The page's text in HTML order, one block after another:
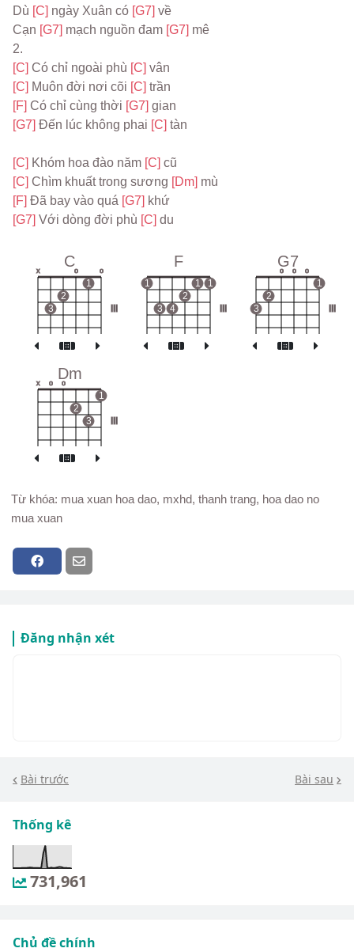
Dù [C] ngày Xuân có [G7] về
Cạn [G7] mạch nguồn đam [G7] mê
2.
[C] Có chỉ ngoài phù [C] vân
[C] Muôn đời nơi cõi [C] trần
[F] Có chỉ cùng thời [G7] gian
[G7] Đến lúc không phai [C] tàn
[C] Khóm hoa đào năm [C] cũ
[C] Chìm khuất trong sương [Dm] mù
[F] Đã bay vào quá [G7] khứ
[G7] Với dòng đời phù [C] du
C
x
3
2
o
1
o
F
1
3 4
2
1 1
G7
3
2
o o o
1
Dm
x o o
2
3
1
Từ khóa: mua xuan hoa dao, mxhd, thanh trang, hoa dao no
mua xuan
Đăng nhận xét
Bài trước Bài sau
Thống kê
731,961
Chủ đề chính